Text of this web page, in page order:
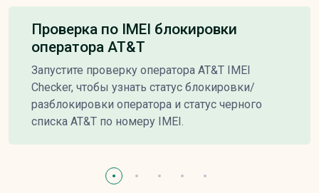
Проверка по IMEI блокировки
оператора AT&T
Запустите проверку оператора AT&T IMEI
Checker, чтобы узнать статус блокировки/
разблокировки оператора и статус черного
списка AT&T по номеру IMEI.